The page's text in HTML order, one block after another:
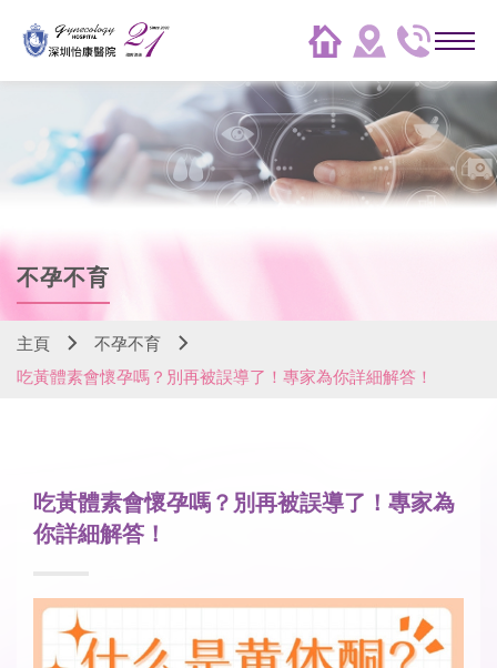
不孕不育
主頁
不孕不育
吃黃體素會懷孕嗎？別再被誤導了！專家為你詳細解答！
吃黃體素會懷孕嗎？別再被誤導了！專家為
你詳細解答！